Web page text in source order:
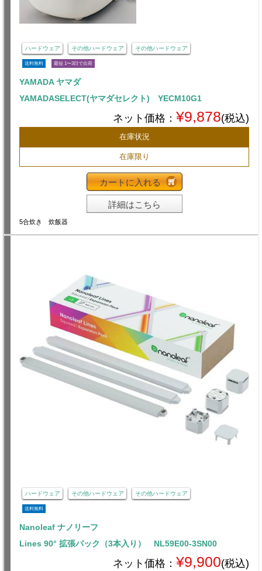
ハードウェア その他ハードウェア その他ハードウェア
送料無料 最短 1〜3日で出荷
YAMADA ヤマダ
YAMADASELECT(ヤマダセレクト) YECM10G1
ネット価格： ¥9,878(税込)
在庫状況
在庫限り
カートに入れる
詳細はこちら
5合炊き 炊飯器
ハードウェア その他ハードウェア その他ハードウェア
送料無料
Nanoleaf ナノリーフ
Lines 90° 拡張パック（3本入り） NL59E00-3SN00
ネット価格： ¥9,900(税込)